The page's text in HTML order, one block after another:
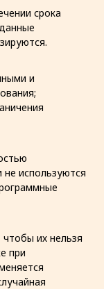
срока
и
используются
их нельзя
при